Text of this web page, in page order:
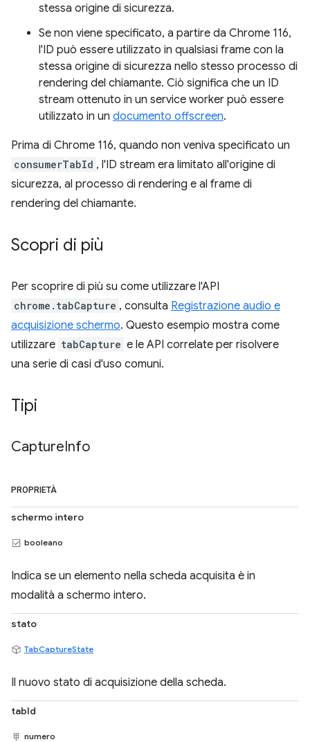
stessa origine di sicurezza.
Se non viene specificato, a partire da Chrome 116,
l'ID può essere utilizzato in qualsiasi frame con la
stessa origine di sicurezza nello stesso processo di
rendering del chiamante. Ciò significa che un ID
stream ottenuto in un service worker può essere
utilizzato in un documento offscreen.
Prima di Chrome 116, quando non veniva specificato un
consumerTabId , l'ID stream era limitato all'origine di
sicurezza, al processo di rendering e al frame di
rendering del chiamante.
Scopri di più
Per scoprire di più su come utilizzare l'API
chrome.tabCapture , consulta Registrazione audio e
acquisizione schermo. Questo esempio mostra come
utilizzare tabCapture e le API correlate per risolvere
una serie di casi d'uso comuni.
Tipi
CaptureInfo
PROPRIETÀ
schermo intero
booleano
Indica se un elemento nella scheda acquisita è in
modalità a schermo intero.
stato
TabCaptureState
Il nuovo stato di acquisizione della scheda.
tabId
numero